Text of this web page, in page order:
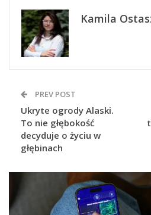
Kamila
PREV POST
Ukryte ogrody Alaski.
To nie głębokość
decyduje o życiu w
głębinach